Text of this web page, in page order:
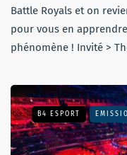
Battle Royals et on
pour vous en
phénomène ! Invité >
B4 ESPORT